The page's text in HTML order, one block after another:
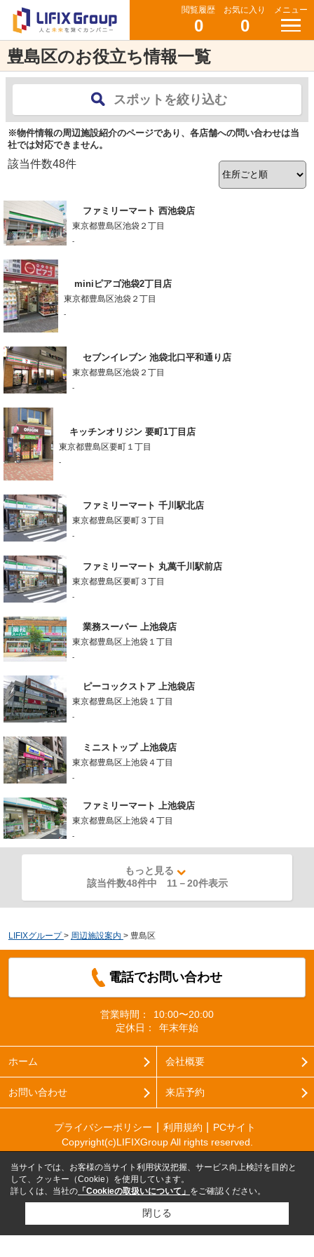
閲覧履歴
0
お気に入り
0
メニュー
豊島区のお役立ち情報一覧
スポットを絞り込む
※物件情報の周辺施設紹介のページであり、各店舗への問い合わせは当
社では対応できません。
該当件数48件
ファミリーマート 西池袋店
東京都豊島区池袋２丁目
-
miniピアゴ池袋2丁目店
東京都豊島区池袋２丁目
-
セブンイレブン 池袋北口平和通り店
東京都豊島区池袋２丁目
-
キッチンオリジン 要町1丁目店
東京都豊島区要町１丁目
-
ファミリーマート 千川駅北店
東京都豊島区要町３丁目
-
ファミリーマート 丸萬千川駅前店
東京都豊島区要町３丁目
-
業務スーパー 上池袋店
東京都豊島区上池袋１丁目
-
ピーコックストア 上池袋店
東京都豊島区上池袋１丁目
-
ミニストップ 上池袋店
東京都豊島区上池袋４丁目
-
ファミリーマート 上池袋店
東京都豊島区上池袋４丁目
-
もっと見る
該当件数48件中 11 －20件表示
LIFIXグループ > 周辺施設案内 > 豊島区
電話でお問い合わせ
営業時間：
10:00〜20:00
定休日：
年末年始
ホーム 会社概要
お問い合わせ 来店予約
プライバシーポリシー 利用規約
PCサイト
Copyright(c)LIFIXGroup All rights reserved.
当サイトでは、お客様の当サイト利用状況把握、サービス向上検討を目的と
して、クッキー（Cookie）を使用しています。
詳しくは、当社の 「Cookieの取扱いについて」 をご確認ください。
閉じる